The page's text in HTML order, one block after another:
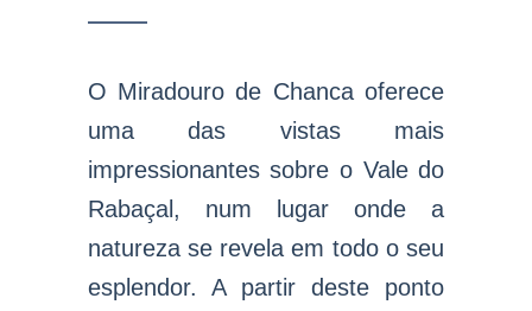
O Miradouro de Chanca oferece
uma das vistas mais
impressionantes sobre o Vale do
Rabaçal, num lugar onde a
natureza se revela em todo o seu
esplendor. A partir deste ponto